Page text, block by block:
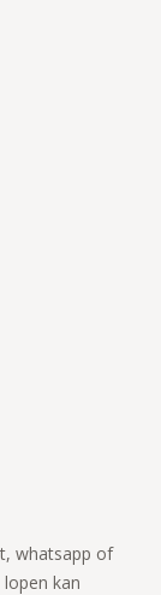
whatsapp of
kan